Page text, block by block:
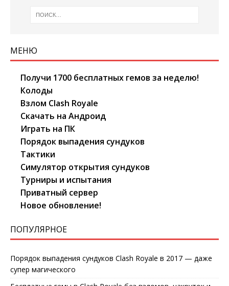
МЕНЮ
Получи 1700 бесплатных гемов за неделю!
Колоды
Взлом Clash Royale
Скачать на Андроид
Играть на ПК
Порядок выпадения сундуков
Тактики
Симулятор открытия сундуков
Турниры и испытания
Приватный сервер
Новое обновление!
ПОПУЛЯРНОЕ
Порядок выпадения сундуков Clash Royale в 2017 — даже
супер магического